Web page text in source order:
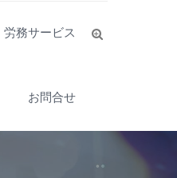
労務サービス
お問合せ